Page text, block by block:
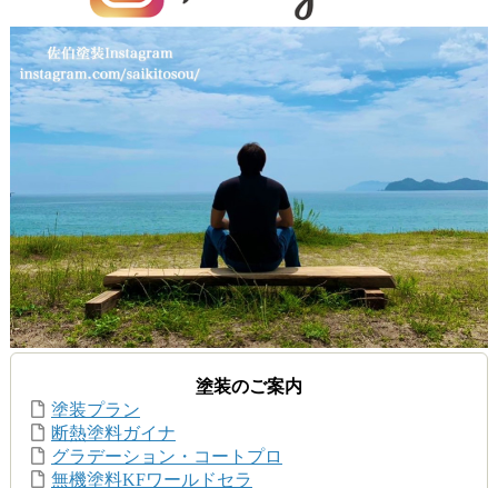
塗装のご案内
塗装プラン
断熱塗料ガイナ
グラデーション・コートプロ
無機塗料KFワールドセラ